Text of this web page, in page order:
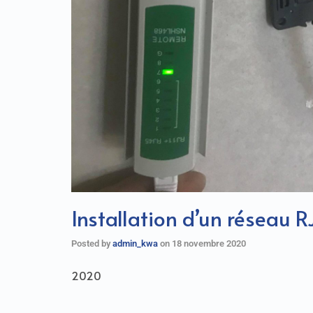
Installation d’un réseau
Posted byadmin_kwa on 18 novembre 2020
2020